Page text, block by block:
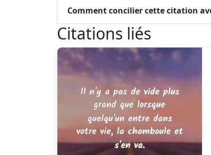
Comment concilier cette citation
Citations liés